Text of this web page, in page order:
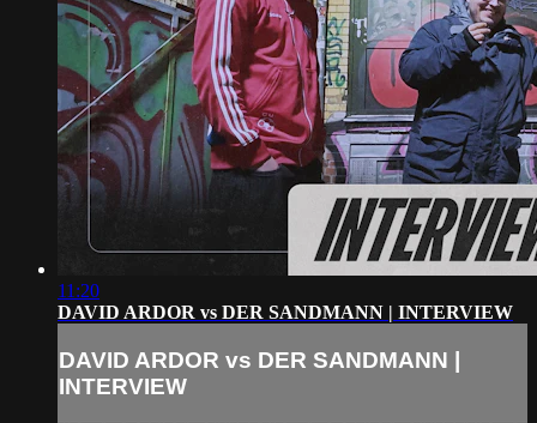
11:20
DAVID ARDOR vs DER SANDMANN | INTERVIEW
DAVID ARDOR vs DER SANDMANN |
INTERVIEW